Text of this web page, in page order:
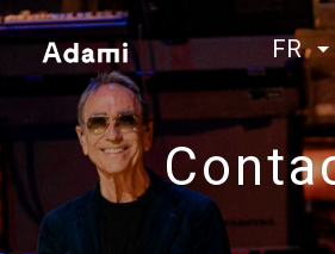
FR